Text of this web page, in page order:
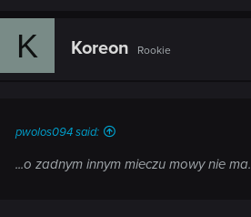
K Koreon Rookie
pwolos094 said:
...o zadnym innym mieczu mowy nie ma.